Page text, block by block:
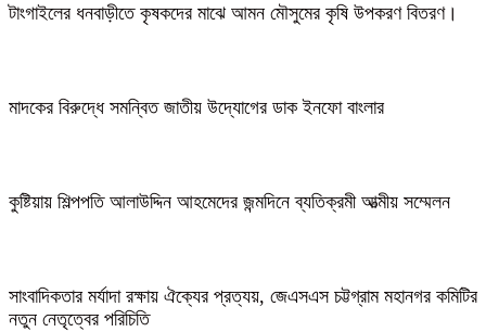
টাংগাইলের ধনবাড়ীতে কৃষকদের মাঝে আমন মৌসুমের কৃষি উপকরণ বিতরণ।
মাদকের বিরুদ্ধে সমন্বিত জাতীয় উদ্যোগের ডাক ইনফো বাংলার
কুষ্টিয়ায় শিল্পপতি আলাউদ্দিন আহমেদের জন্মদিনে ব্যতিক্রমী আত্মীয় সম্মেলন
সাংবাদিকতার মর্যাদা রক্ষায় ঐক্যের প্রত্যয়, জেএসএস চট্টগ্রাম মহানগর কমিটির
নতুন নেতৃত্বের পরিচিতি